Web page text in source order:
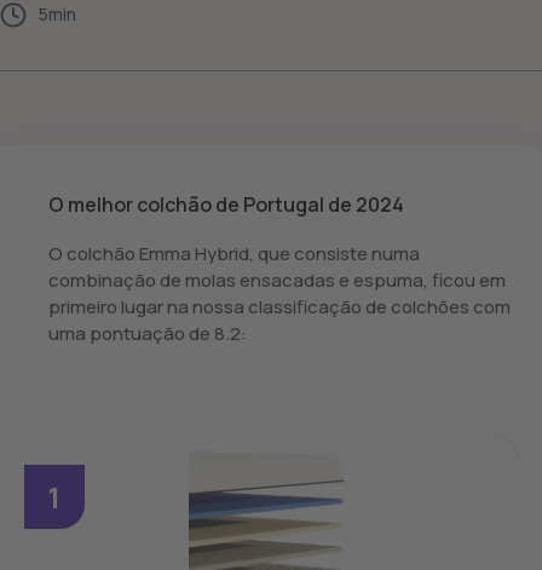
5min
O melhor colchão de Portugal de 2024
O colchão Emma Hybrid, que consiste numa
combinação de molas ensacadas e espuma, ficou em
primeiro lugar na nossa classificação de colchões com
uma pontuação de 8.2:
1